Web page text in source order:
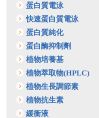
蛋白質電泳
快速蛋白質電泳
蛋白質純化
蛋白酶抑制劑
植物培養基
植物萃取物(HPLC)
植物生長調節素
植物抗生素
緩衝液